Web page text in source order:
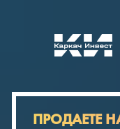
ПРОДАЕТЕ